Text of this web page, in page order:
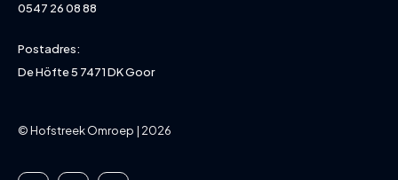
0547 26 08 88
Postadres:
De Höfte 5 7471 DK Goor
© Hofstreek Omroep | 2026